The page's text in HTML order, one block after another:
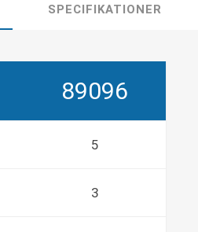
SPECIFIKATIONER
89096
5
3